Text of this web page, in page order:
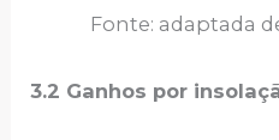
Fonte: adaptada
3.2 Ganhos por